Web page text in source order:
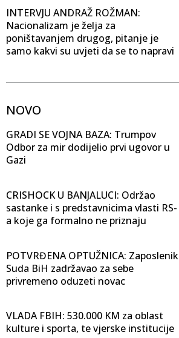
INTERVJU ANDRAŽ ROŽMAN:
Nacionalizam je želja za
poništavanjem drugog, pitanje je
samo kakvi su uvjeti da se to napravi
NOVO
GRADI SE VOJNA BAZA: Trumpov
Odbor za mir dodijelio prvi ugovor u
Gazi
CRISHOCK U BANJALUCI: Održao
sastanke i s predstavnicima vlasti RS-
a koje ga formalno ne priznaju
POTVRĐENA OPTUŽNICA: Zaposlenik
Suda BiH zadržavao za sebe
privremeno oduzeti novac
VLADA FBIH: 530.000 KM za oblast
kulture i sporta, te vjerske institucije